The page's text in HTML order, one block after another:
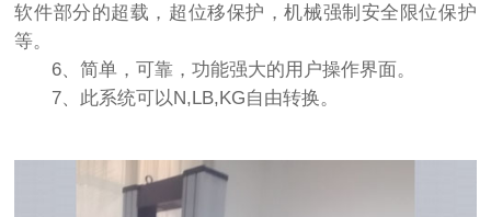
软件部分的超载，超位移保护，机械强制安全限位保护
等。
6、简单，可靠，功能强大的用户操作界面。
7、此系统可以N,LB,KG自由转换。